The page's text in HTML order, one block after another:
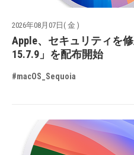
2026年08月07日( 金 )
Apple、セキュリティを
15.7.9」を配布開始
#macOS_Sequoia